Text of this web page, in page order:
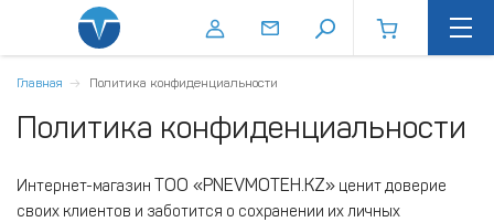
Главная Политика конфиденциальности
Политика конфиденциальности
Интернет-магазин ТОО «PNEVMOTEH.KZ» ценит доверие
своих клиентов и заботится о сохранении их личных